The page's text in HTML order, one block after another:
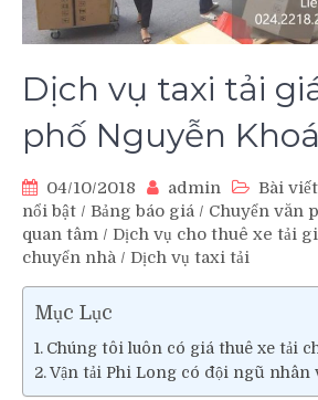
Dịch vụ taxi tải
phố Nguyễn
04/10/2018 admin Bài
nổi bật / Bảng báo giá / Chuyển văn
quan tâm / Dịch vụ cho thuê xe tải
chuyển nhà / Dịch vụ taxi tải
Mục Lục
Chúng tôi luôn có giá thuê xe tải
Vận tải Phi Long có đội ngũ nhân